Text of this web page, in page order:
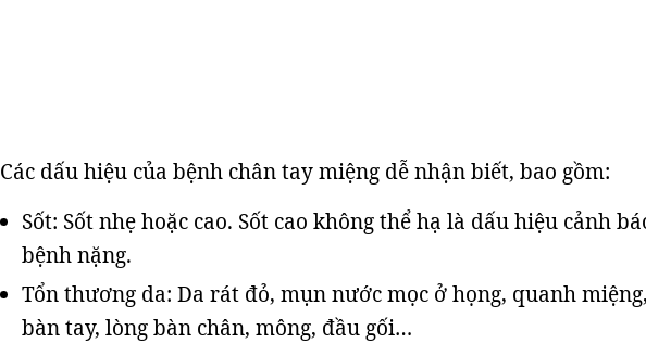
Các dấu hiệu của bệnh chân tay miệng dễ nhận biết, bao gồm:
Sốt: Sốt nhẹ hoặc cao. Sốt cao không thể hạ là dấu hiệu cảnh
bệnh nặng.
Tổn thương da: Da rát đỏ, mụn nước mọc ở họng, quanh
bàn tay, lòng bàn chân, mông, đầu gối…